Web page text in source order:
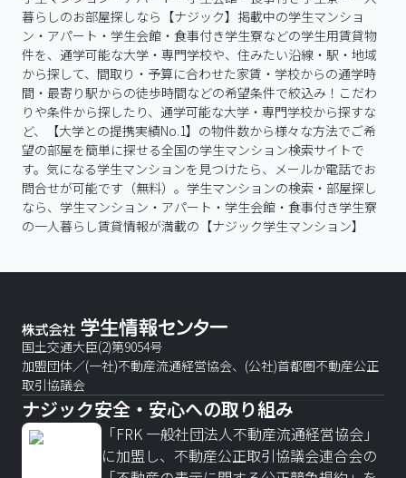
暮らしのお部屋探しなら【ナジック】掲載中の学生マンショ
ン・アパート・学生会館・食事付き学生寮などの学生用賃貸物
件を、通学可能な大学・専門学校や、住みたい沿線・駅・地域
から探して、間取り・予算に合わせた家賃・学校からの通学時
間・最寄り駅からの徒歩時間などの希望条件で絞込み！こだわ
りや条件から探したり、通学可能な大学・専門学校から探すな
ど、【大学との提携実績No.1】の物件数から様々な方法でご希
望の部屋を簡単に探せる全国の学生マンション検索サイトで
す。気になる学生マンションを見つけたら、メールか電話でお
問合せが可能です（無料）。学生マンションの検索・部屋探し
なら、学生マンション・アパート・学生会館・食事付き学生寮
の一人暮らし賃貸情報が満載の【ナジック学生マンション】
国土交通大臣(2)第9054号
加盟団体／(一社)不動産流通経営協会、(公社)首都圏不動産公正
取引協議会
ナジック安全・安心への取り組み
「FRK 一般社団法人不動産流通経営協会」
に加盟し、不動産公正取引協議会連合会の